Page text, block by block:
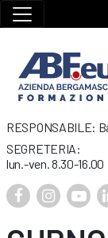
RESPONSABILE:
SEGRETERIA:
lun.-ven. 8.30-16.00